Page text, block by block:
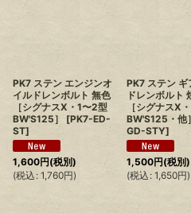
PK7 ステン エンジンオ
イルドレンボルト 無色
［シグナスX・1〜2型
BW'S125］
[PK7-ED-
ST]
1,600円(税別)
(税込 : 1,760円)
PK7 ステン ギ
ドレンボルト
［シグナスX
BW'S125・他］
GD-STY]
1,500円(税別)
(税込 : 1,650円)